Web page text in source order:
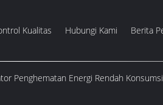
Kualitas Hubungi Kami Berita
Penghematan Energi Rendah